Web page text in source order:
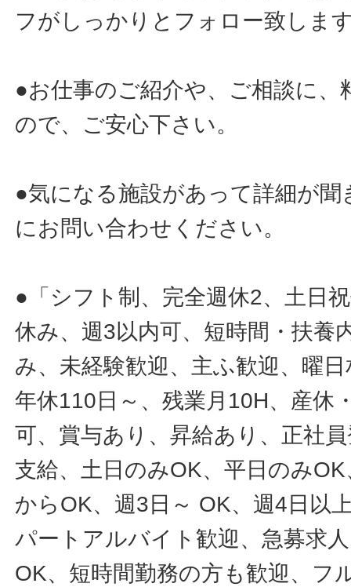
フがしっかりとフォロー致しま
●お仕事のご紹介や、ご相談に
ので、ご安心下さい。
●気になる施設があって詳細が
にお問い合わせください。
●「シフト制、完全週休2、土日
休み、週3以内可、短時間・扶養
み、未経験歓迎、主ふ歓迎、曜
年休110日～、残業月10H、産休
可、賞与あり、昇給あり、正社
支給、土日のみOK、平日のみ
からOK、週3日～ OK、週4日以
パートアルバイト歓迎、急募求
OK、短時間勤務の方も歓迎、フ